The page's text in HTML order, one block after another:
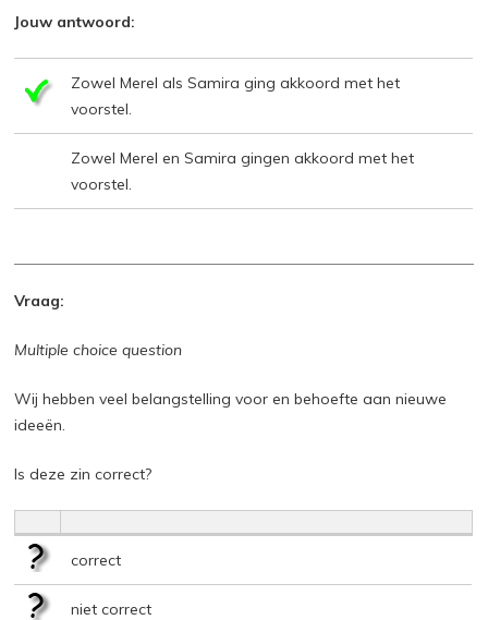
Jouw antwoord:
Zowel Merel als Samira ging akkoord met het
voorstel.
Zowel Merel en Samira gingen akkoord met het
voorstel.
Vraag:
Multiple choice question
Wij hebben veel belangstelling voor en behoefte aan nieuwe
ideeën.
Is deze zin correct?
correct
niet correct